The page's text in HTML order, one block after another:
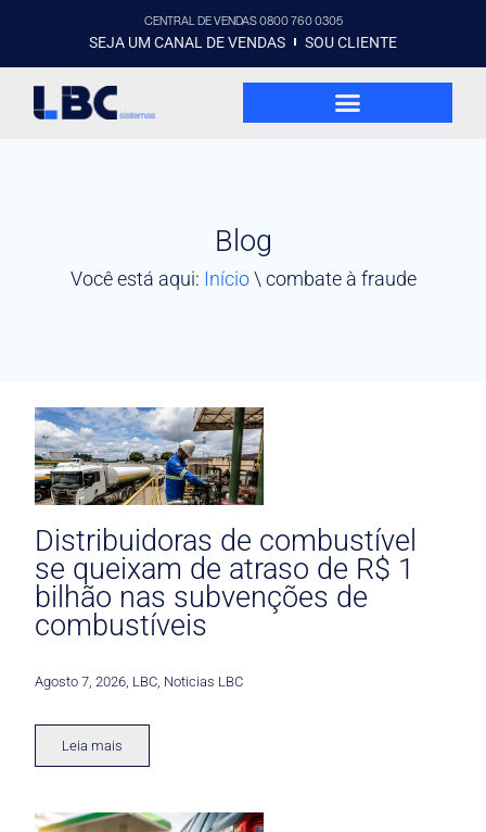
CENTRAL DE VENDAS 0800 760 0305
SEJA UM CANAL DE VENDAS SOU CLIENTE
Blog
Você está aqui: Início\ combate à fraude
Distribuidoras de combustível
se queixam de atraso de R$ 1
bilhão nas subvenções de
combustíveis
Agosto 7, 2026 LBC Noticias LBC
Leia mais